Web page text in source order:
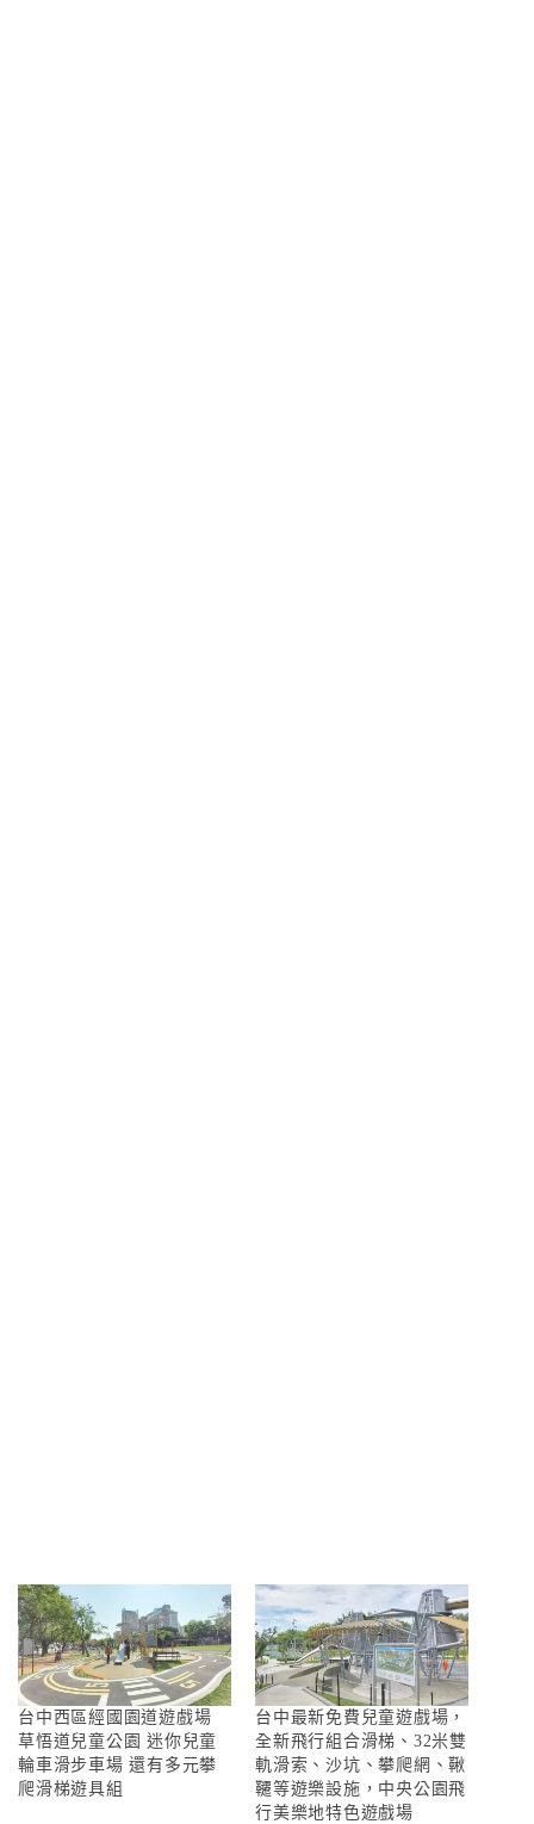
台中西區經國園道遊戲場
草悟道兒童公園 迷你兒童
輪車滑步車場 還有多元攀
爬滑梯遊具組
台中最新免費兒童遊戲場，
全新飛行組合滑梯、32米雙
軌滑索、沙坑、攀爬網、鞦
韆等遊樂設施，中央公園飛
行美樂地特色遊戲場